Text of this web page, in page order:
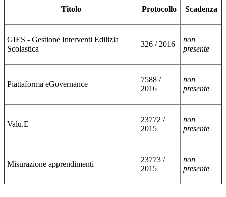
Titolo Protocollo Scadenza
GIES - Gestione Interventi Edilizia
Scolastica
326 / 2016
non
presente
Piattaforma eGovernance
7588 /
2016
non
presente
Valu.E
23772 /
2015
non
presente
Misurazione apprendimenti
23773 /
2015
non
presente